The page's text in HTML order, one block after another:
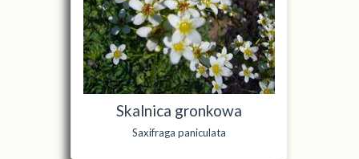
Skalnica gronkowa
Saxifraga paniculata